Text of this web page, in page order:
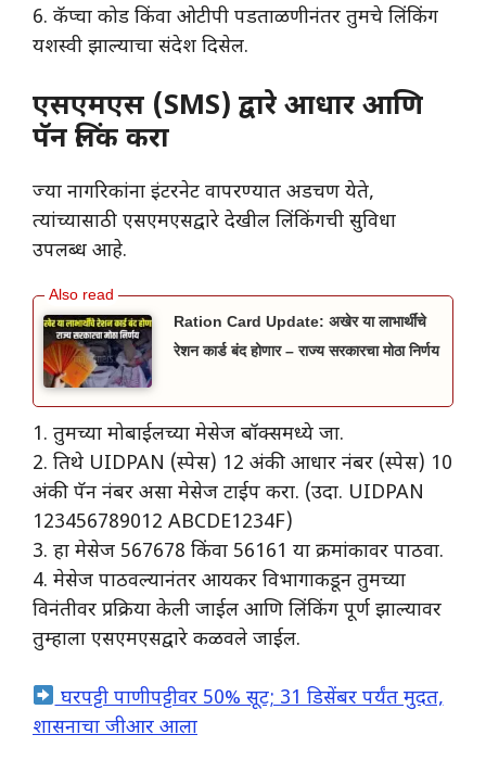
6. कॅप्चा कोड किंवा ओटीपी पडताळणीनंतर तुमचे लिंकिंग
यशस्वी झाल्याचा संदेश दिसेल.
एसएमएस (SMS) द्वारे आधार आणि
पॅन लिंक करा
​ज्या नागरिकांना इंटरनेट वापरण्यात अडचण येते,
त्यांच्यासाठी एसएमएसद्वारे देखील लिंकिंगची सुविधा
उपलब्ध आहे.
Ration Card Update: अखेर या लाभार्थींचे
रेशन कार्ड बंद होणार – राज्य सरकारचा मोठा निर्णय
​1. तुमच्या मोबाईलच्या मेसेज बॉक्समध्ये जा.
2. तिथे UIDPAN (स्पेस) 12 अंकी आधार नंबर (स्पेस) 10
अंकी पॅन नंबर असा मेसेज टाईप करा. (उदा. UIDPAN
123456789012 ABCDE1234F)
3. हा मेसेज 567678 किंवा 56161 या क्रमांकावर पाठवा.
4. मेसेज पाठवल्यानंतर आयकर विभागाकडून तुमच्या
विनंतीवर प्रक्रिया केली जाईल आणि लिंकिंग पूर्ण झाल्यावर
तुम्हाला एसएमएसद्वारे कळवले जाईल.
घरपट्टी पाणीपट्टीवर 50% सूट; 31 डिसेंबर पर्यंत मुदत,
शासनाचा जीआर आला